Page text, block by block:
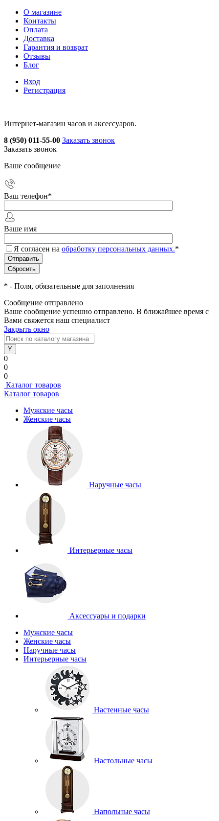
О магазине
Контакты
Оплата
Доставка
Гарантия и возврат
Отзывы
Блог
Вход
Регистрация
Интернет-магазин часов и аксессуаров.
8 (950) 011-55-00 Заказать звонок
Заказать звонок
Ваше сообщение
Ваш телефон*
Ваше имя
Я согласен на обработку персональных данных.*
* - Поля, обязательные для заполнения
Сообщение отправлено
Ваше сообщение успешно отправлено. В ближайшее время с
Вами свяжется наш специалист
Закрыть окно
0
0
0
Каталог товаров
Каталог товаров
Мужские часы
Женские часы
Наручные часы
Интерьерные часы
Аксессуары и подарки
Мужские часы
Женские часы
Наручные часы
Интерьерные часы
Настенные часы
Настольные часы
Напольные часы